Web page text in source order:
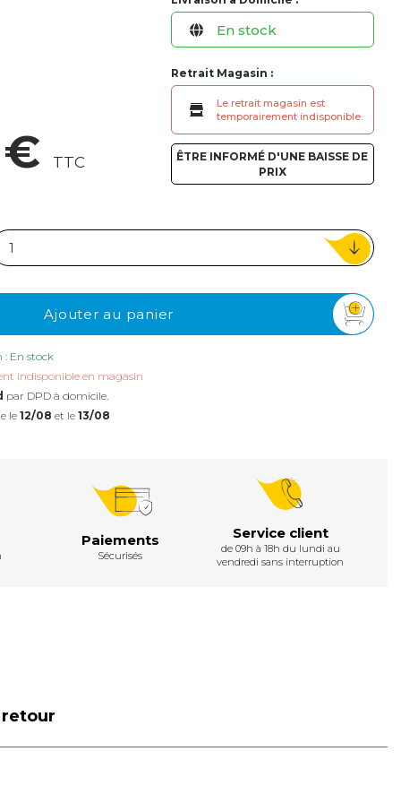
ou
Suivi de commande invité
TTC
En stock
Retrait Magasin :
Le retrait magasin est
temporairement indisponible.
ÊTRE INFORMÉ D'UNE BAISSE DE
PRIX
Ajouter au panier
: En stock
indisponible en magasin
par DPD à domicile.
le12/08 et le13/08
Paiements
Sécurisés
Service client
de 09h à 18h du lundi au
vendredi sans interruption
retour